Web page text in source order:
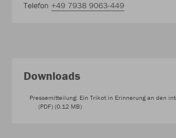
Telefon +49 7938 9063-449
Downloads
Pressemitteilung: Ein Trikot in Erinnerung an den
(PDF) (0.12 MB)